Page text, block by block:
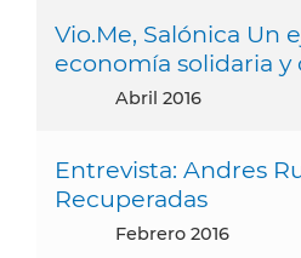
Vio.Me, Salónica Un
economía solidaria y
abril 2016
Entrevista: Andres
Recuperadas
febrero 2016